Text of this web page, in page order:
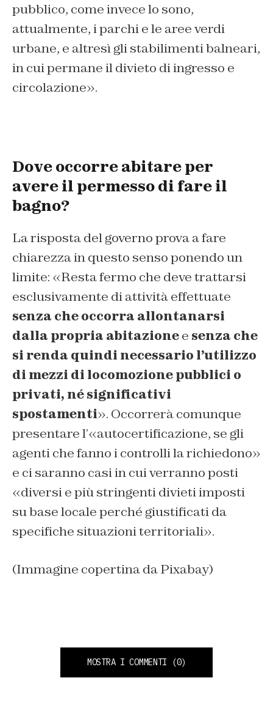
pubblico, come invece lo sono,
attualmente, i parchi e le aree verdi
urbane, e altresì gli stabilimenti balneari,
in cui permane il divieto di ingresso e
circolazione».
Dove occorre abitare per
avere il permesso di fare il
bagno?
La risposta del governo prova a fare
chiarezza in questo senso ponendo un
limite: «Resta fermo che deve trattarsi
esclusivamente di attività effettuate
senza che occorra allontanarsi
dalla propria abitazionee senza che
si renda quindi necessario l’utilizzo
di mezzi di locomozione pubblici o
privati, né significativi
spostamenti». Occorrerà comunque
presentare l’«autocertificazione, se gli
agenti che fanno i controlli la richiedono»
e ci saranno casi in cui verranno posti
«diversi e più stringenti divieti imposti
su base locale perché giustificati da
specifiche situazioni territoriali».
(Immagine copertina da Pixabay)
MOSTRA I COMMENTI (0)